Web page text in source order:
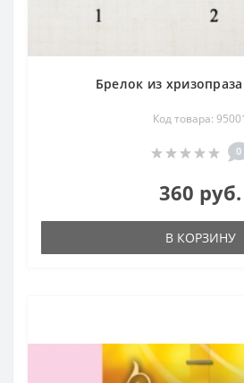
Брелок из
Код товара: 95001
0
360 руб.
В КОРЗИНУ